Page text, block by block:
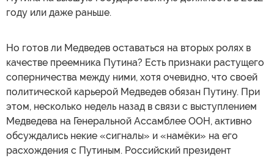
году или даже раньше.
Но готов ли Медведев оставаться на вторых ролях в
качестве преемника Путина? Есть признаки растущего
соперничества между ними, хотя очевидно, что своей
политической карьерой Медведев обязан Путину. При
этом, несколько недель назад в связи с выступлением
Медведева на Генеральной Ассамблее ООН, активно
обсуждались некие «сигналы» и «намёки» на его
расхождения с Путиным. Российский президент